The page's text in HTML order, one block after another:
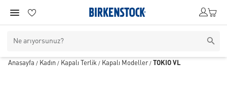
Anasayfa / Kadın / Kapalı Terlik / Kapalı Modeller / TOKIO VL